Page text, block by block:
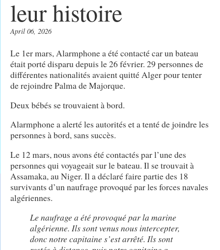
leur histoire
April 06, 2026
Le 1er mars, Alarmphone a été contacté car un bateau
était porté disparu depuis le 26 février. 29 personnes de
différentes nationalités avaient quitté Alger pour tenter
de rejoindre Palma de Majorque.
Deux bébés se trouvaient à bord.
Alarmphone a alerté les autorités et a tenté de joindre les
personnes à bord, sans succès.
Le 12 mars, nous avons été contactés par l’une des
personnes qui voyageait sur le bateau. Il se trouvait à
Assamaka, au Niger. Il a déclaré faire partie des 18
survivants d’un naufrage provoqué par les forces navales
algériennes.
Le naufrage a été provoqué par la marine
algérienne. Ils sont venus nous intercepter,
donc notre capitaine s’est arrêté. Ils sont